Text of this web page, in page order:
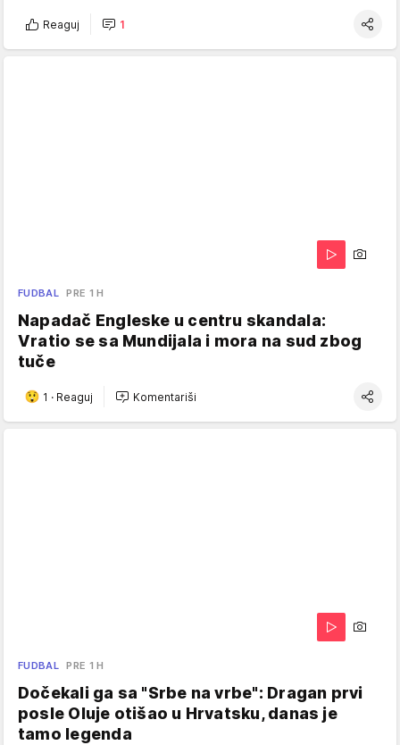
Reaguj 1
FUDBAL PRE 1 H
Napadač Engleske u centru skandala:
Vratio se sa Mundijala i mora na sud zbog
tuče
1 · Reaguj Komentariši
FUDBAL PRE 1 H
Dočekali ga sa "Srbe na vrbe": Dragan prvi
posle Oluje otišao u Hrvatsku, danas je
tamo legenda